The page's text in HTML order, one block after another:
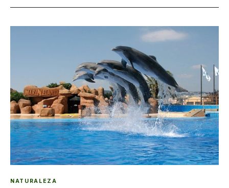
NATURALEZA